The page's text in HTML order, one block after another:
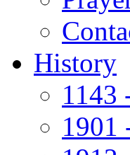
History
1143
1901